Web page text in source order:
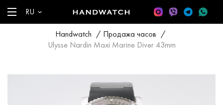
RU
Handwatch / Продажа часов /
Ulysse Nardin Maxi Marine Diver 43mm